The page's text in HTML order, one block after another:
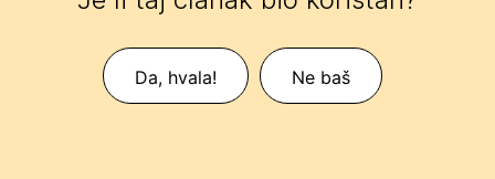
Da, hvala! Ne baš